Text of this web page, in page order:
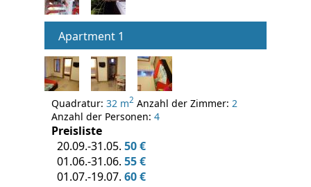
Apartment 1
Quadratur: 32 m2 Anzahl der Zimmer: 2
Anzahl der Personen: 4
Preisliste
20.09.-31.05. 50 €
01.06.-31.06. 55 €
01.07.-19.07. 60 €